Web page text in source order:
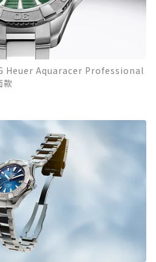
Heuer Aquaracer Professional